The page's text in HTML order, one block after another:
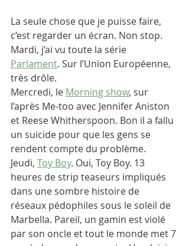
La seule chose que je puisse faire,
c’est regarder un écran. Non stop.
Mardi, j’ai vu toute la série
Parlament. Sur l’Union Européenne,
très drôle.
Mercredi, le Morning show, sur
l’après Me-too avec Jennifer Aniston
et Reese Whitherspoon. Bon il a fallu
un suicide pour que les gens se
rendent compte du problème.
Jeudi, Toy Boy. Oui, Toy Boy. 13
heures de strip teaseurs impliqués
dans une sombre histoire de
réseaux pédophiles sous le soleil de
Marbella. Pareil, un gamin est violé
par son oncle et tout le monde met 7